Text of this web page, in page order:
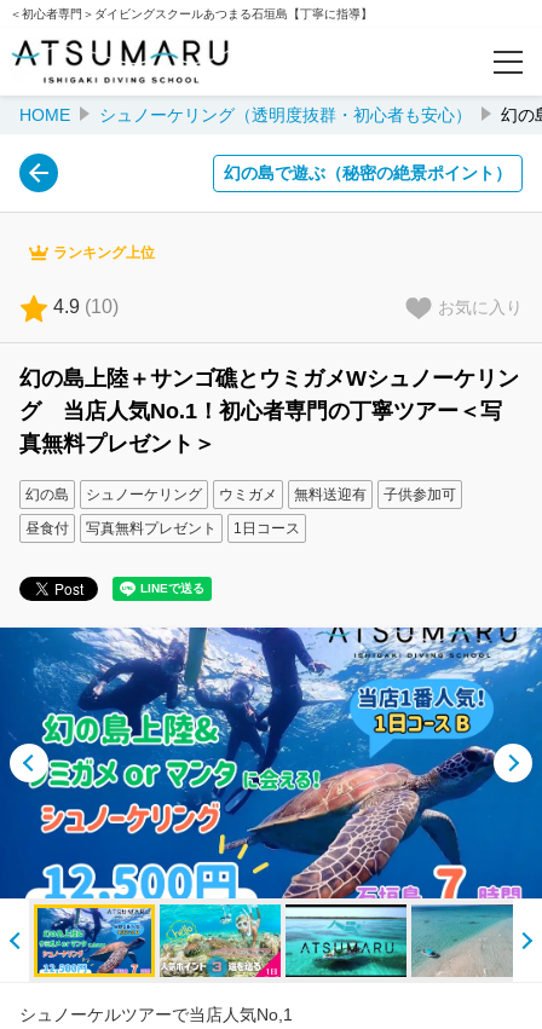
＜初心者専門＞ダイビングスクールあつまる石垣島【丁寧に指導】
予約確認
カテゴリー
体験ダイビング（初体験におすすめ）
シュノーケリング（透明度抜群・初心者も安心）
特集
幻の島で遊ぶ（秘密の絶景ポイント）
ウミガメと一緒に泳ぐ（高確率で遭遇）
子供と楽しむファミリー向けプラン
半日お手軽コース【午前発・午後発】
たっぷり1日満喫コース（高い満足度）
ライセンス取得（リゾートスタイルの楽しみ方）
閲覧履歴
HOME シュノーケリング（透明度抜群・初心者も安心） 幻の
幻の島で遊ぶ（秘密の絶景ポイント）
幻の島上陸＋サンゴ礁とウミガメWシュノーケリン
グ 当店人気No.1！初心者専門の丁寧ツアー＜写
真無料プレゼント＞
ランキング上位
4.9 (10) お気に入り
幻の島 シュノーケリング ウミガメ 無料送迎有
子供参加可
昼食付
写真無料プレゼント 1日コース
シュノーケルツアーで当店人気No,1